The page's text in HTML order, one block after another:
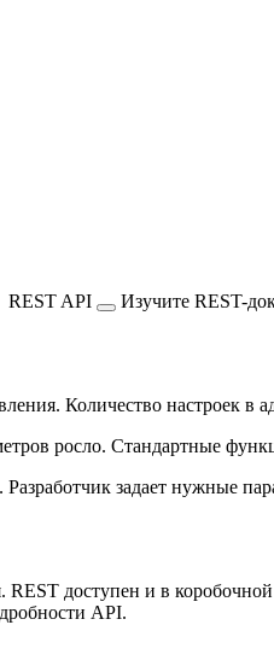
REST API
Изучите REST-
Количество настроек в
росло. Стандартные
задает нужные
доступен и в
API.